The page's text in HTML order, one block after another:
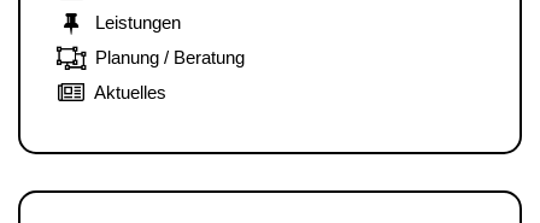
Leistungen
Planung / Beratung
Aktuelles